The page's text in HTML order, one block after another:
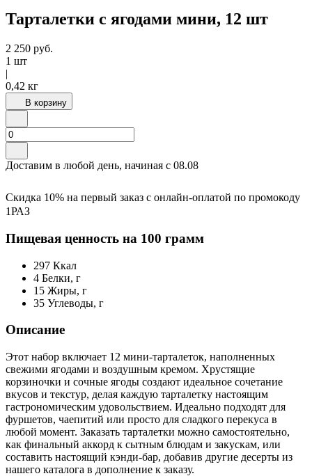
Тарталетки с ягодами мини, 12 шт
2 250 руб.
1 шт
|
0,42 кг
В корзину
Доставим в любой день, начиная с 08.08
Скидка 10% на первый заказ с онлайн-оплатой по промокоду
1РАЗ
Пищевая ценность на 100 грамм
297 Ккал
4 Белки, г
15 Жиры, г
35 Углеводы, г
Описание
Этот набор включает 12 мини-тарталеток, наполненных
свежими ягодами и воздушным кремом. Хрустящие
корзиночки и сочные ягоды создают идеальное сочетание
вкусов и текстур, делая каждую тарталетку настоящим
гастрономическим удовольствием. Идеально подходят для
фуршетов, чаепитий или просто для сладкого перекуса в
любой момент. Заказать тарталетки можно самостоятельно,
как финальный аккорд к сытным блюдам и закускам, или
составить настоящий кэнди-бар, добавив другие десерты из
нашего каталога в дополнение к заказу.